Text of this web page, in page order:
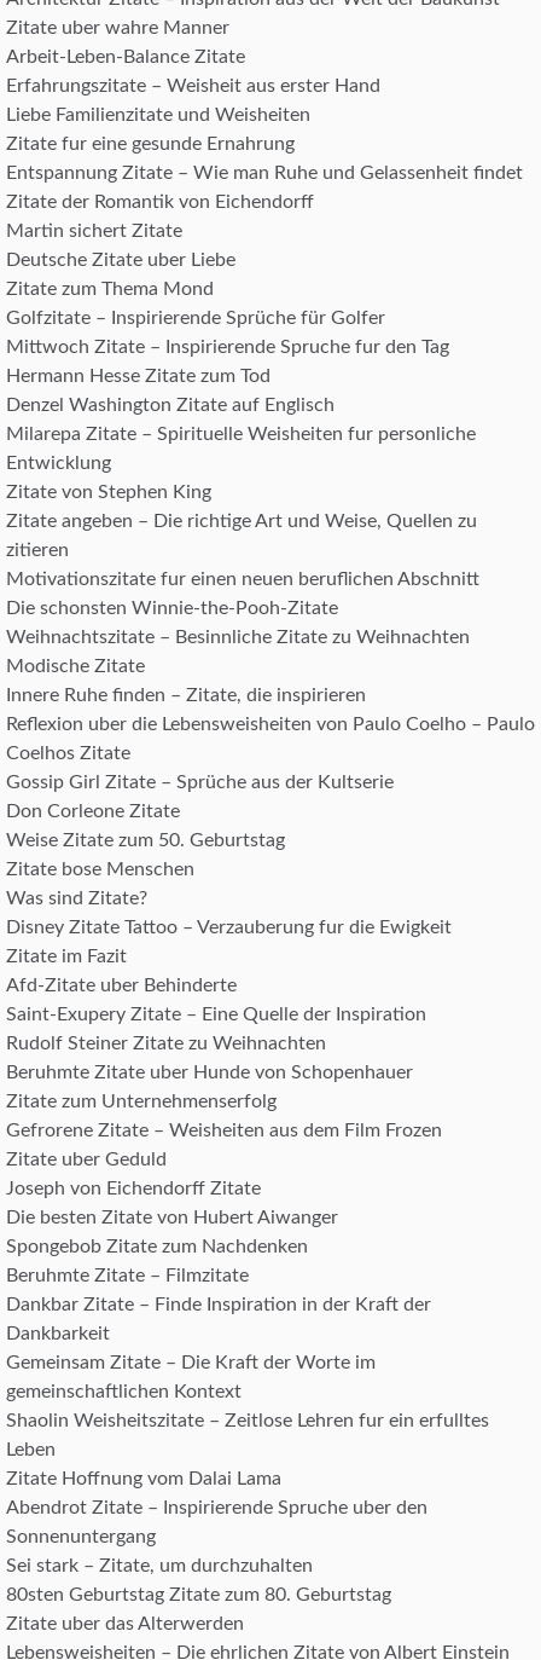
Zitate uber wahre Manner
Arbeit-Leben-Balance Zitate
Erfahrungszitate – Weisheit aus erster Hand
Liebe Familienzitate und Weisheiten
Zitate fur eine gesunde Ernahrung
Entspannung Zitate – Wie man Ruhe und Gelassenheit findet
Zitate der Romantik von Eichendorff
Martin sichert Zitate
Deutsche Zitate uber Liebe
Zitate zum Thema Mond
Golfzitate – Inspirierende Sprüche für Golfer
Mittwoch Zitate – Inspirierende Spruche fur den Tag
Hermann Hesse Zitate zum Tod
Denzel Washington Zitate auf Englisch
Milarepa Zitate – Spirituelle Weisheiten fur personliche
Entwicklung
Zitate von Stephen King
Zitate angeben – Die richtige Art und Weise, Quellen zu
zitieren
Motivationszitate fur einen neuen beruflichen Abschnitt
Die schonsten Winnie-the-Pooh-Zitate
Weihnachtszitate – Besinnliche Zitate zu Weihnachten
Modische Zitate
Innere Ruhe finden – Zitate, die inspirieren
Reflexion uber die Lebensweisheiten von Paulo Coelho – Paulo
Coelhos Zitate
Gossip Girl Zitate – Sprüche aus der Kultserie
Don Corleone Zitate
Weise Zitate zum 50. Geburtstag
Zitate bose Menschen
Was sind Zitate?
Disney Zitate Tattoo – Verzauberung fur die Ewigkeit
Zitate im Fazit
Afd-Zitate uber Behinderte
Saint-Exupery Zitate – Eine Quelle der Inspiration
Rudolf Steiner Zitate zu Weihnachten
Beruhmte Zitate uber Hunde von Schopenhauer
Zitate zum Unternehmenserfolg
Gefrorene Zitate – Weisheiten aus dem Film Frozen
Zitate uber Geduld
Joseph von Eichendorff Zitate
Die besten Zitate von Hubert Aiwanger
Spongebob Zitate zum Nachdenken
Beruhmte Zitate – Filmzitate
Dankbar Zitate – Finde Inspiration in der Kraft der
Dankbarkeit
Gemeinsam Zitate – Die Kraft der Worte im
gemeinschaftlichen Kontext
Shaolin Weisheitszitate – Zeitlose Lehren fur ein erfulltes
Leben
Zitate Hoffnung vom Dalai Lama
Abendrot Zitate – Inspirierende Spruche uber den
Sonnenuntergang
Sei stark – Zitate, um durchzuhalten
80sten Geburtstag Zitate zum 80. Geburtstag
Zitate uber das Alterwerden
Lebensweisheiten – Die ehrlichen Zitate von Albert Einstein